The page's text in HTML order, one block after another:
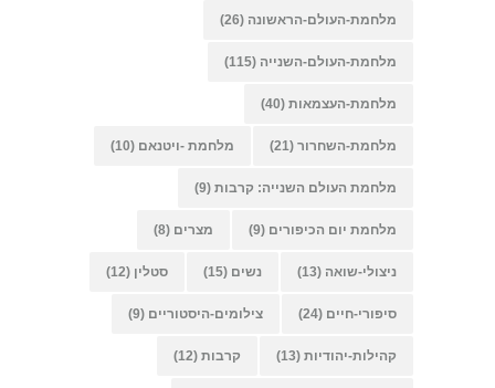
מלחמת-העולם-הראשונה (26)
מלחמת-העולם-השנייה (115)
מלחמת-העצמאות (40)
מלחמת-השחרור (21) מלחמת -ויטנאם (10)
מלחמת העולם השנייה: קרבות (9)
מלחמת יום הכיפורים (9) מצרים (8)
ניצולי-שואה (13) נשים (15) סטלין (12)
סיפורי-חיים (24) צילומים-היסטוריים (9)
קהילות-יהודיות (13) קרבות (12)